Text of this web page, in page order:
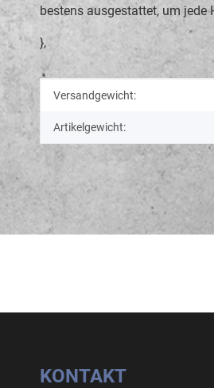
bestens ausgestattet, um jede
},
Produkteigenschaft
Wert
Versandgewicht:
Artikelgewicht:
KONTAKT